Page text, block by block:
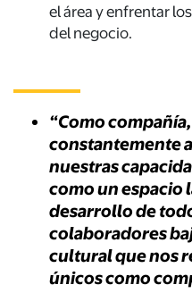
el área y enfrentar
del negocio.
“Como
constantemente
nuestras
como un espacio
desarrollo de
colaboradores
cultural que nos
únicos como